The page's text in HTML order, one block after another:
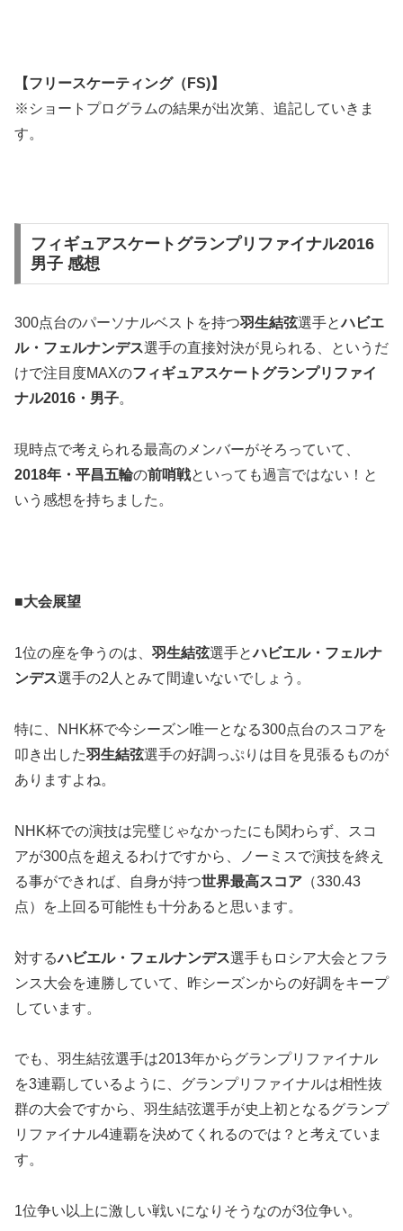
【フリースケーティング（FS)】
※ショートプログラムの結果が出次第、追記していきま
す。
フィギュアスケートグランプリファイナル2016
男子 感想
300点台のパーソナルベストを持つ羽生結弦選手とハビエ
ル・フェルナンデス選手の直接対決が見られる、というだ
けで注目度MAXのフィギュアスケートグランプリファイ
ナル2016・男子。
現時点で考えられる最高のメンバーがそろっていて、
2018年・平昌五輪の前哨戦といっても過言ではない！と
いう感想を持ちました。
■大会展望
1位の座を争うのは、 羽生結弦選手とハビエル・フェルナ
ンデス選手の2人とみて間違いないでしょう。
特に、NHK杯で今シーズン唯一となる300点台のスコアを
叩き出した羽生結弦選手の好調っぷりは目を見張るものが
ありますよね。
NHK杯での演技は完璧じゃなかったにも関わらず、スコ
アが300点を超えるわけですから、ノーミスで演技を終え
る事ができれば、自身が持つ世界最高スコア （330.43
点）を上回る可能性も十分あると思います。
対するハビエル・フェルナンデス選手もロシア大会とフラ
ンス大会を連勝していて、昨シーズンからの好調をキープ
しています。
でも、羽生結弦選手は2013年からグランプリファイナル
を3連覇しているように、グランプリファイナルは相性抜
群の大会ですから、羽生結弦選手が史上初となるグランプ
リファイナル4連覇を決めてくれるのでは？と考えていま
す。
1位争い以上に激しい戦いになりそうなのが3位争い。